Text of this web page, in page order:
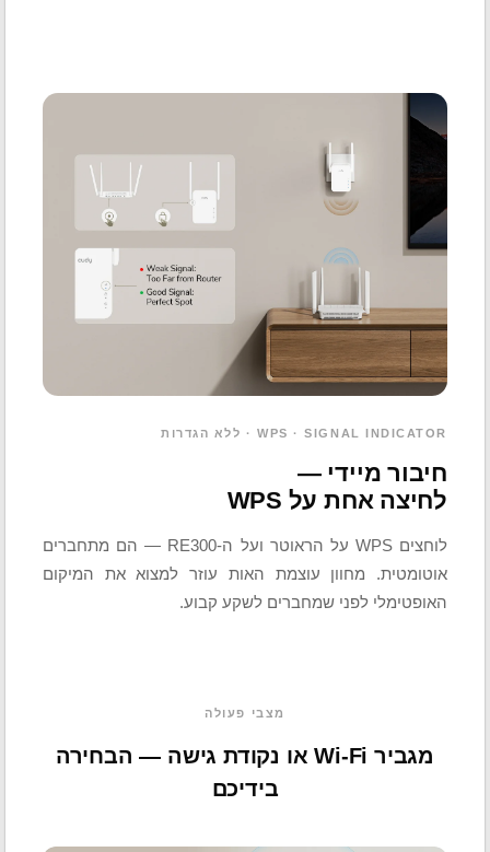
WPS · SIGNAL INDICATOR · ללא הגדרות
חיבור מיידי —
לחיצה אחת על WPS
לוחצים WPS על הראוטר ועל ה-RE300 — הם מתחברים
אוטומטית. מחוון עוצמת האות עוזר למצוא את המיקום
האופטימלי לפני שמחברים לשקע קבוע.
מצבי פעולה
מגביר Wi-Fi או נקודת גישה — הבחירה
בידיכם